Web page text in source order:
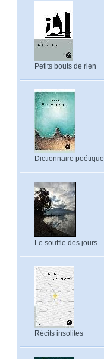
Petits bouts de rien
Dictionnaire poétique
Le souffle des jours
Récits insolites